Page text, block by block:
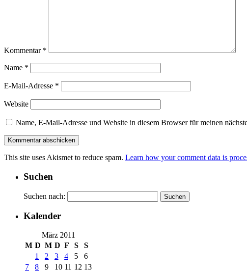
Kommentar *
Name *
E-Mail-Adresse *
Website
Name, E-Mail-Adresse und Website in diesem Browser für meinen
This site uses Akismet to reduce spam. Learn how your comment data is
Suchen
Suchen nach:
Kalender
März 2011
M D M D F S
S
1
2 3 4 5
6
7
8 9 10 11 12 13